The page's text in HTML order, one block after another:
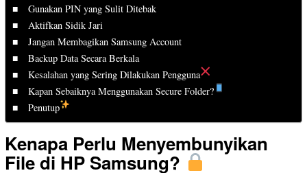
Gunakan PIN yang Sulit Ditebak
Aktifkan Sidik Jari
Jangan Membagikan Samsung Account
Backup Data Secara Berkala
Kesalahan yang Sering Dilakukan Pengguna
Kapan Sebaiknya Menggunakan Secure Folder?
Penutup
Kenapa Perlu Menyembunyikan
File di HP Samsung?